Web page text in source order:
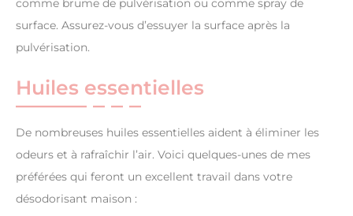
comme brume de pulvérisation ou comme spray de
surface. Assurez-vous d’essuyer la surface après la
pulvérisation.
Huiles essentielles
De nombreuses huiles essentielles aident à éliminer les
odeurs et à rafraîchir l’air. Voici quelques-unes de mes
préférées qui feront un excellent travail dans votre
désodorisant maison :